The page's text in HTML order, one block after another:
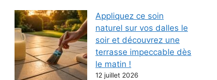
Appliquez ce soin
naturel sur vos dalles le
soir et découvrez une
terrasse impeccable dès
le matin !
12 juillet 2026